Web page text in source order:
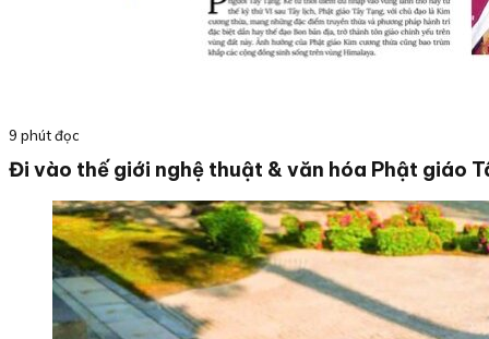
9 phút đọc
Đi vào thế giới nghệ thuật & văn hóa Phật giáo